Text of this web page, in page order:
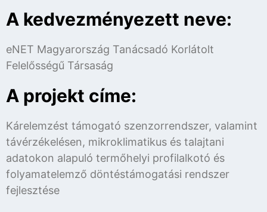
A kedvezményezett neve:
eNET Magyarország Tanácsadó Korlátolt
Felelősségű Társaság
A projekt címe:
Kárelemzést támogató szenzorrendszer, valamint
távérzékelésen, mikroklimatikus és talajtani
adatokon alapuló termőhelyi profilalkotó és
folyamatelemző döntéstámogatási rendszer
fejlesztése